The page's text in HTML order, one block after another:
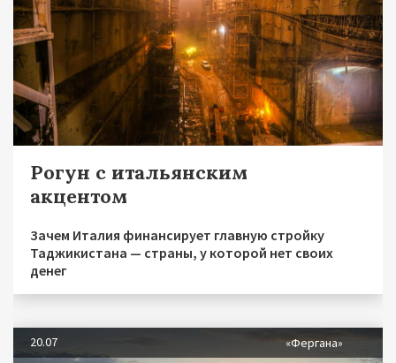
Рогун с итальянским
акцентом
Зачем Италия финансирует главную стройку
Таджикистана — страны, у которой нет своих
денег
20.07 «Фергана»